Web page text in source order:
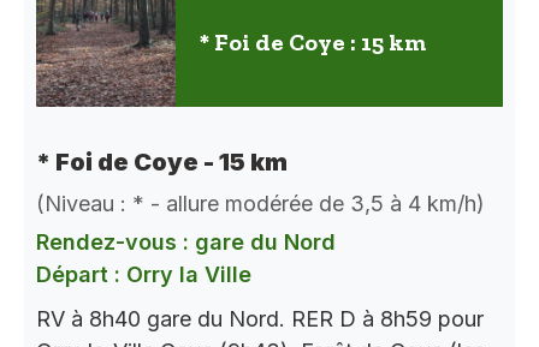
* Foi de Coye : 15 km
* Foi de Coye - 15 km
(Niveau : * - allure modérée de 3,5 à 4 km/h)
Rendez-vous : gare du Nord
Départ : Orry la Ville
RV à 8h40 gare du Nord. RER D à 8h59 pour